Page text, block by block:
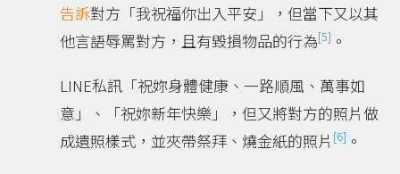
告訴對方「我祝福你出入平安」，但當下又以其
他言語辱罵對方，且有毀損物品的行為[5] 。
LINE私訊「祝妳身體健康、一路順風、萬事如
意」、「祝妳新年快樂」，但又將對方的照片做
成遺照樣式，並夾帶祭拜、燒金紙的照片 [6] 。